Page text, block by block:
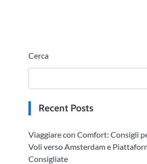
Cerca
Recent Posts
Viaggiare con Comfort: Consigli
Voli verso Amsterdam e
Consigliate